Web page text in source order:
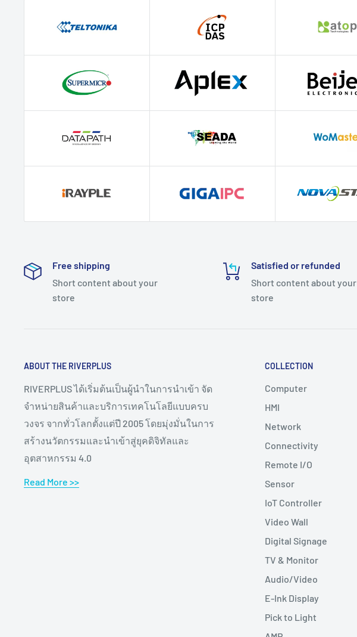
Free shipping
Short content about your
store
Satisfied or refunded
Short content about your
store
ABOUT THE RIVERPLUS
RIVERPLUS ได้เริ่มต้นเป็นผู้นำในการนำเข้า จัด
จำหน่ายสินค้าและบริการเทคโนโลยีแบบครบ
วงจร จากทั่วโลกตั้งแต่ปี 2005 โดยมุ่งมั่นในการ
สร้างนวัตกรรมและนำเข้าสู่ยุคดิจิทัลและ
อุตสาหกรรม 4.0
Read More >>
COLLECTION
Computer
HMI
Network
Connectivity
Remote I/O
Sensor
IoT Controller
Video Wall
Digital Signage
TV & Monitor
Audio/Video
E-Ink Display
Pick to Light